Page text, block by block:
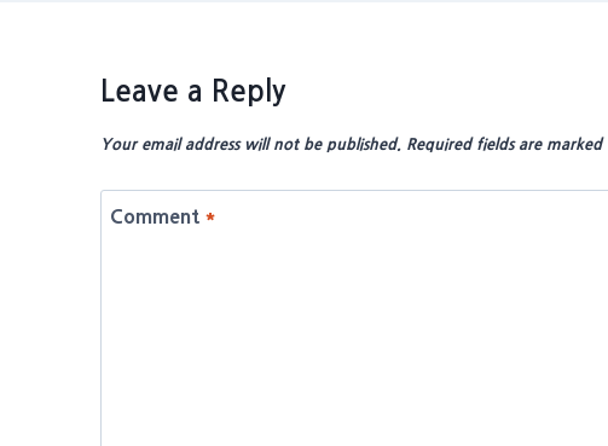
Leave a Reply
Your email address will not be published. Required fields are marked
Comment *